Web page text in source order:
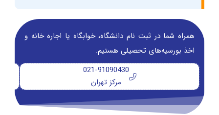
همراه شما در ثبت نام دانشگاه‌، خوابگاه یا اجاره خانه و
اخذ بورسیه‌های تحصیلی هستیم.
021-91090430
مرکز تهران